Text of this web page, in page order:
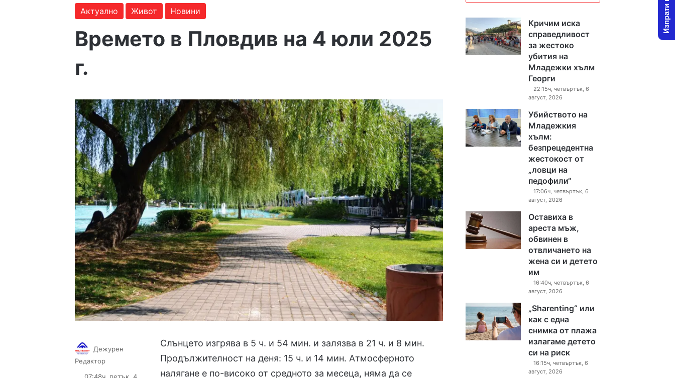
Актуално Живот Новини
Времето в Пловдив на 4 юли 2025
г.
Слънцето изгрява в 5 ч. и 54 мин. и залязва в 21 ч. и 8 мин.
Продължителност на деня: 15 ч. и 14 мин. Атмосферното
налягане е по-високо от средното за месеца, няма да се
Дежурен
Редактор
Кричим иска
справедливост
за жестоко
убития на
Младежки хълм
Георги
22:15ч, четвъртък, 6
август, 2026
Убийството на
Младежкия
хълм:
безпрецедентна
жестокост от
„ловци на
педофили“
17:06ч, четвъртък, 6
август, 2026
Оставиха в
ареста мъж,
обвинен в
отвличането на
жена си и детето
им
16:40ч, четвъртък, 6
август, 2026
„Sharenting“ или
как с една
снимка от плажа
излагаме детето
си на риск
16:15ч, четвъртък, 6
август, 2026